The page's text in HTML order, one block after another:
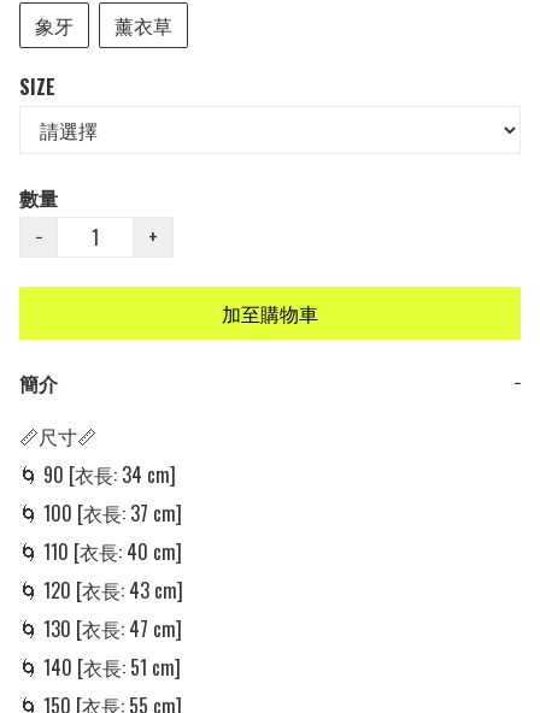
象牙
薰衣草
SIZE
數量
−
+
加至購物車
簡介
−
📏尺寸📏
🌀 90 [衣長: 34 cm]
🌀 100 [衣長: 37 cm]
🌀 110 [衣長: 40 cm]
🌀 120 [衣長: 43 cm]
🌀 130 [衣長: 47 cm]
🌀 140 [衣長: 51 cm]
🌀 150 [衣長: 55 cm]